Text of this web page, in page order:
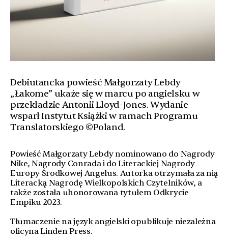
Debiutancka powieść Małgorzaty Lebdy
„Łakome” ukaże się w marcu po angielsku w
przekładzie Antonii Lloyd-Jones. Wydanie
wsparł Instytut Książki w ramach Programu
Translatorskiego ©Poland.
Powieść Małgorzaty Lebdy nominowano do Nagrody
Nike, Nagrody Conrada i do Literackiej Nagrody
Europy Środkowej Angelus. Autorka otrzymała za nią
Literacką Nagrodę Wielkopolskich Czytelników, a
także została uhonorowana tytułem Odkrycie
Empiku 2023.
Tłumaczenie na język angielski opublikuje niezależna
oficyna Linden Press.